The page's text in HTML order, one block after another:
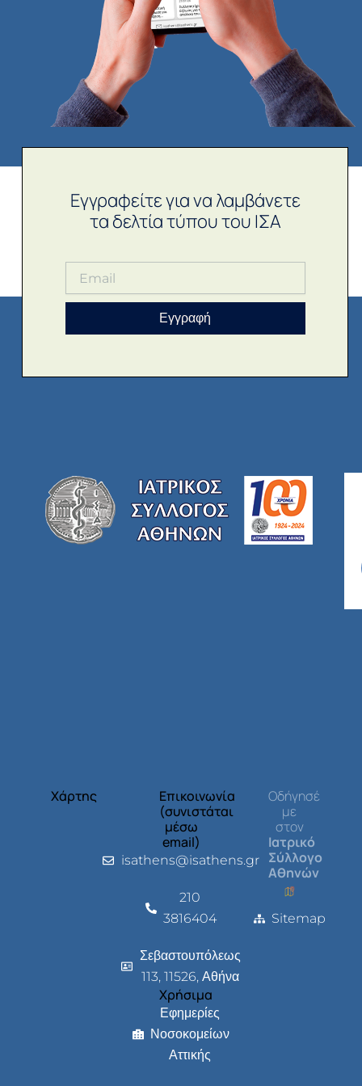
Εγγραφείτε για να λαμβάνετε
τα δελτία τύπου του ΙΣΑ
Εγγραφή
Χάρτης
Επικοινωνία
(συνιστάται
μέσω
email)
isathens@isathens.gr
210
3816404
Σεβαστουπόλεως
113, 11526, Αθήνα
Χρήσιμα
Εφημερίες
Νοσοκομείων
Αττικής
Οδήγησέ
με
στον
Ιατρικό
Σύλλογο
Αθηνών
Sitemap